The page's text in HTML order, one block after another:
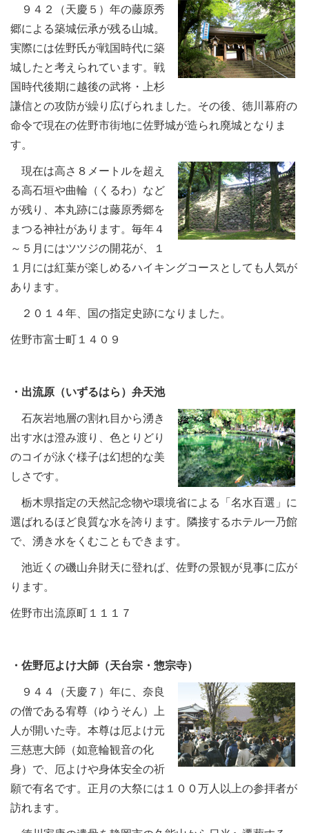
９４２（天慶５）年の藤原秀
郷による築城伝承が残る山城。
実際には佐野氏が戦国時代に築
城したと考えられています。戦
国時代後期に越後の武将・上杉
謙信との攻防が繰り広げられました。その後、徳川幕府の
命令で現在の佐野市街地に佐野城が造られ廃城となりま
す。
現在は高さ８メートルを超え
る高石垣や曲輪（くるわ）など
が残り、本丸跡には藤原秀郷を
まつる神社があります。毎年４
～５月にはツツジの開花が、１
１月には紅葉が楽しめるハイキングコースとしても人気が
あります。
２０１４年、国の指定史跡になりました。
佐野市富士町１４０９
・出流原（いずるはら）弁天池
石灰岩地層の割れ目から湧き
出す水は澄み渡り、色とりどり
のコイが泳ぐ様子は幻想的な美
しさです。
栃木県指定の天然記念物や環境省による「名水百選」に
選ばれるほど良質な水を誇ります。隣接するホテル一乃館
で、湧き水をくむこともできます。
池近くの磯山弁財天に登れば、佐野の景観が見事に広が
ります。
佐野市出流原町１１１７
・佐野厄よけ大師（天台宗・惣宗寺）
９４４（天慶７）年に、奈良
の僧である宥尊（ゆうそん）上
人が開いた寺。本尊は厄よけ元
三慈恵大師（如意輪観音の化
身）で、厄よけや身体安全の祈
願で有名です。正月の大祭には１００万人以上の参拝者が
訪れます。